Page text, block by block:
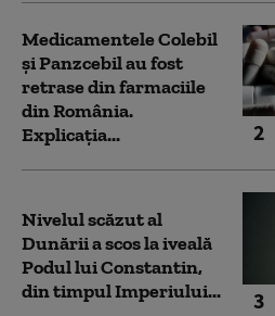
2
Medicamentele Colebil
și Panzcebil au fost
retrase din farmaciile
din România.
Explicația...
3
Nivelul scăzut al
Dunării a scos la iveală
Podul lui Constantin,
din timpul Imperiului...